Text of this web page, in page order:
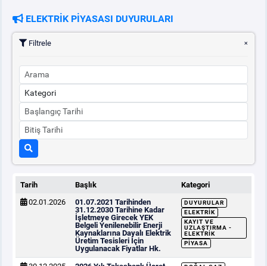
PİYASAKAYITSÜRECİ
SERBEST TÜKETİCİ
MALİ UZLAŞTIRMA
TEMİNAT
BÜLTENLER
DUYURULAR
BT HİZMET YÖNETİM SİSTEMİ POLİTİKAMIZ
ELEKTRİK PİYASASI DUYURULARI
Filtrele
Tarih Başlık
Kategori
02.01.2026
01.07.2021 Tarihinden
31.12.2030 Tarihine Kadar
İşletmeye Girecek YEK
Belgeli Yenilenebilir Enerji
Kaynaklarına Dayalı Elektrik
Üretim Tesisleri İçin
Uygulanacak Fiyatlar Hk.
DUYURULAR
ELEKTRIK
KAYIT VE
UZLAŞTIRMA -
ELEKTRIK
PIYASA